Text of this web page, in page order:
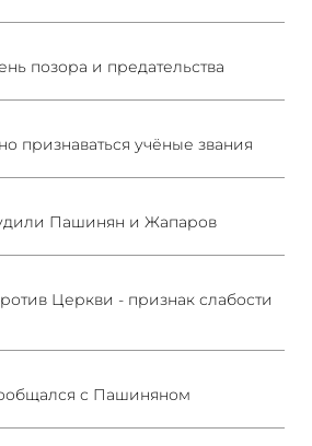
позора и предательства
признаваться учёные звания
Пашинян и Жапаров
Церкви - признак слабости
с Пашиняном